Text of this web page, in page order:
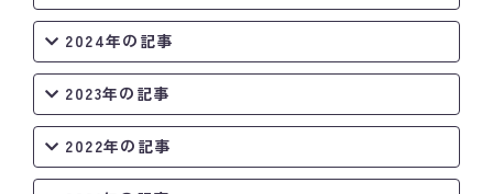
例会場・事務局の案内
リンク集
情報公開
入会のご案内
2024年の記事
2023年の記事
2022年の記事